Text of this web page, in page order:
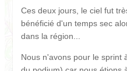
Ces deux jours, le ciel fut
bénéficié d'un temps sec
dans la région...
Nous n'avons pour le sprint